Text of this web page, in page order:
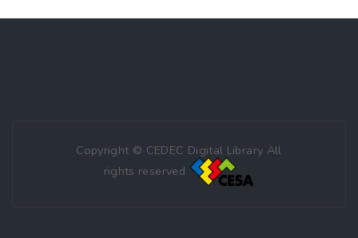
Copyright © CEDEC Digital Library All
rights reserved